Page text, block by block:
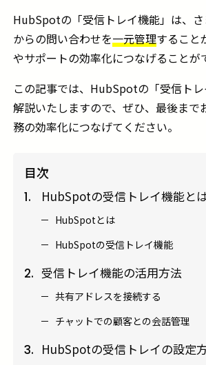
HubSpotの「受信トレイ機能」は、
からの問い合わせを一元管理すること
やサポートの効率化につなげることが
この記事では、HubSpotの「受信ト
解説いたしますので、ぜひ、最後まで
務の効率化につなげてください。
目次
1. HubSpotの受信トレイ機能と
HubSpotとは
HubSpotの受信トレイ機能
2. 受信トレイ機能の活用方法
共有アドレスを接続する
チャットでの顧客との会話管理
3. HubSpotの受信トレイの設定